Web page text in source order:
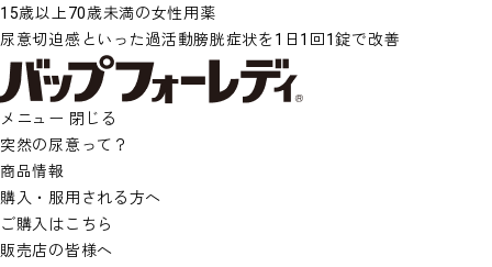
15歳以上70歳未満の女性用薬
尿意切迫感といった過活動膀胱症状を1日1回1錠で改善
メニュー 閉じる
突然の尿意って？
商品情報
購入・服用される方へ
ご購入はこちら
販売店の皆様へ